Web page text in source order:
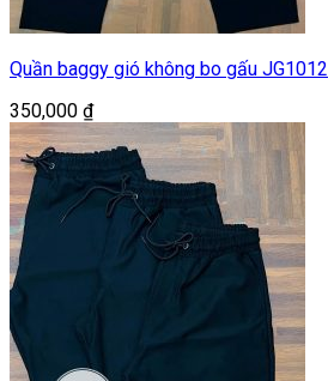
Quần baggy gió không bo gấu JG1012
350,000 ₫